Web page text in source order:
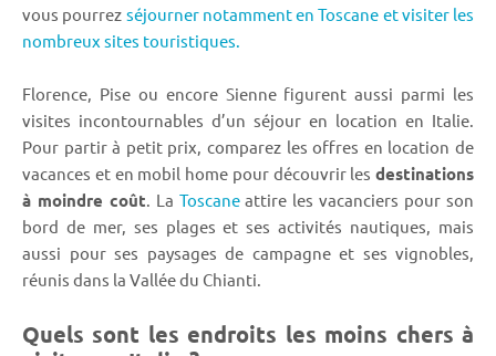
vous pourrez séjourner notamment en Toscane et visiter les
nombreux sites touristiques.
Florence, Pise ou encore Sienne figurent aussi parmi les
visites incontournables d’un séjour en location en Italie.
Pour partir à petit prix, comparez les offres en location de
vacances et en mobil home pour découvrir les destinations
à moindre coût. La Toscaneattire les vacanciers pour son
bord de mer, ses plages et ses activités nautiques, mais
aussi pour ses paysages de campagne et ses vignobles,
réunis dans la Vallée du Chianti.
Quels sont les endroits les moins chers à